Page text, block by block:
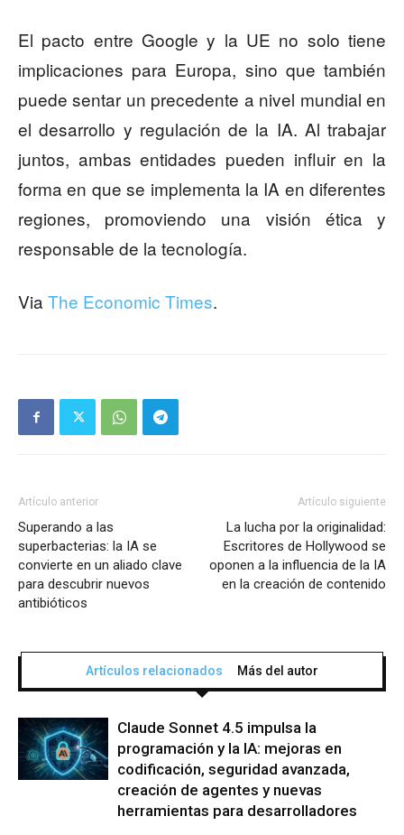
El pacto entre Google y la UE no solo tiene
implicaciones para Europa, sino que también
puede sentar un precedente a nivel mundial en
el desarrollo y regulación de la IA. Al trabajar
juntos, ambas entidades pueden influir en la
forma en que se implementa la IA en diferentes
regiones, promoviendo una visión ética y
responsable de la tecnología.
Via The Economic Times.
Artículo anterior
Superando a las
superbacterias: la IA se
convierte en un aliado clave
para descubrir nuevos
antibióticos
Artículo siguiente
La lucha por la originalidad:
Escritores de Hollywood se
oponen a la influencia de la IA
en la creación de contenido
Artículos relacionados Más del autor
Claude Sonnet 4.5 impulsa la
programación y la IA: mejoras en
codificación, seguridad avanzada,
creación de agentes y nuevas
herramientas para desarrolladores